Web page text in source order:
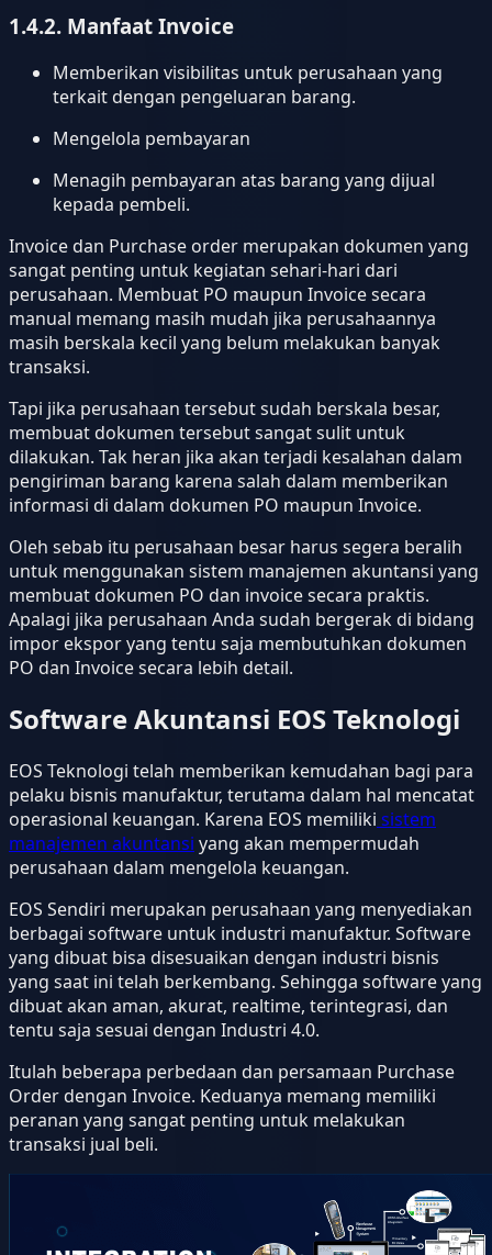
1.4.2. Manfaat Invoice
Memberikan visibilitas untuk perusahaan yang
terkait dengan pengeluaran barang.
Mengelola pembayaran
Menagih pembayaran atas barang yang dijual
kepada pembeli.
Invoice dan Purchase order merupakan dokumen yang
sangat penting untuk kegiatan sehari-hari dari
perusahaan. Membuat PO maupun Invoice secara
manual memang masih mudah jika perusahaannya
masih berskala kecil yang belum melakukan banyak
transaksi.
Tapi jika perusahaan tersebut sudah berskala besar,
membuat dokumen tersebut sangat sulit untuk
dilakukan. Tak heran jika akan terjadi kesalahan dalam
pengiriman barang karena salah dalam memberikan
informasi di dalam dokumen PO maupun Invoice.
Oleh sebab itu perusahaan besar harus segera beralih
untuk menggunakan sistem manajemen akuntansi yang
membuat dokumen PO dan invoice secara praktis.
Apalagi jika perusahaan Anda sudah bergerak di bidang
impor ekspor yang tentu saja membutuhkan dokumen
PO dan Invoice secara lebih detail.
Software Akuntansi EOS Teknologi
EOS Teknologi telah memberikan kemudahan bagi para
pelaku bisnis manufaktur, terutama dalam hal mencatat
operasional keuangan. Karena EOS memiliki sistem
manajemen akuntansi yang akan mempermudah
perusahaan dalam mengelola keuangan.
EOS Sendiri merupakan perusahaan yang menyediakan
berbagai software untuk industri manufaktur. Software
yang dibuat bisa disesuaikan dengan industri bisnis
yang saat ini telah berkembang. Sehingga software yang
dibuat akan aman, akurat, realtime, terintegrasi, dan
tentu saja sesuai dengan Industri 4.0.
Itulah beberapa perbedaan dan persamaan Purchase
Order dengan Invoice. Keduanya memang memiliki
peranan yang sangat penting untuk melakukan
transaksi jual beli.